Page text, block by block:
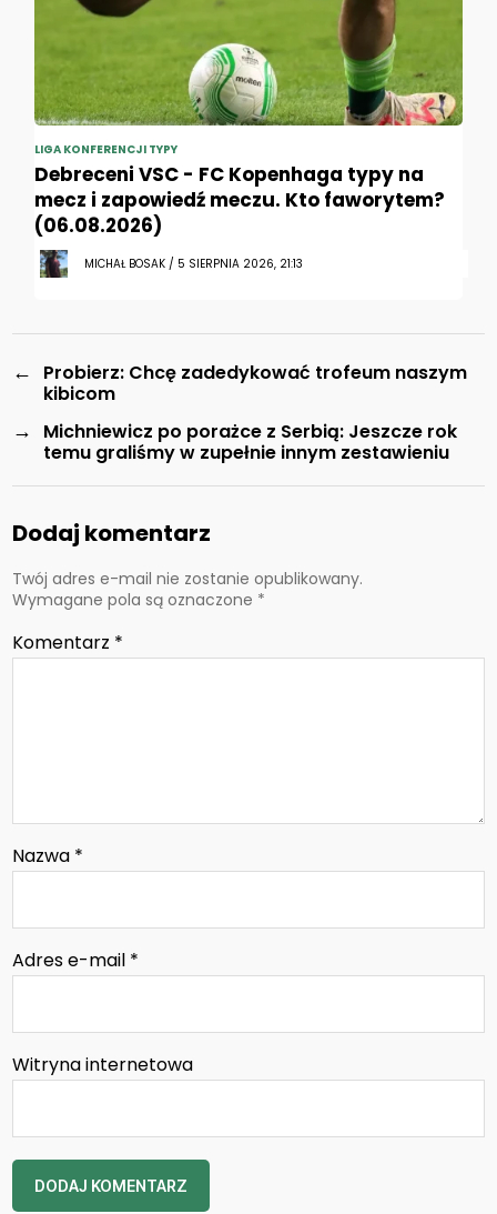
LIGA KONFERENCJI TYPY
Debreceni VSC - FC Kopenhaga typy na
mecz i zapowiedź meczu. Kto faworytem?
(06.08.2026)
MICHAŁ BOSAK / 5 SIERPNIA 2026, 21:13
←
Probierz: Chcę zadedykować trofeum naszym
kibicom
→
Michniewicz po porażce z Serbią: Jeszcze rok
temu graliśmy w zupełnie innym zestawieniu
Dodaj komentarz
Twój adres e-mail nie zostanie opublikowany.
Wymagane pola są oznaczone *
Komentarz *
Nazwa *
Adres e-mail *
Witryna internetowa